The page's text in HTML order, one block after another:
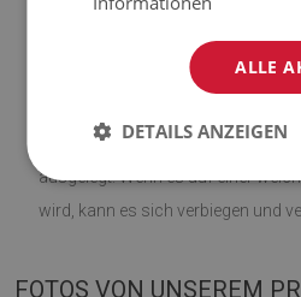
Farbtöne von Teppichen
Visualisierung abweichen.
Die Matte ist für die Verwendung
ausgelegt. Wenn es auf einer
wird, kann es sich verbiegen und
FOTOS VON UNSEREM
ALLE
DETAILS ANZEIGEN